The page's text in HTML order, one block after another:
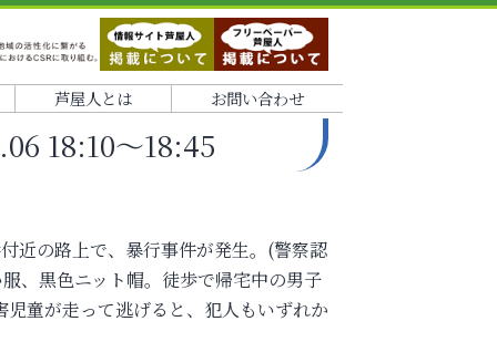
芦屋人とは お問い合わせ
18:10～18:45
近の路上で、暴行事件が発生。(警察認
、黒色ニット帽。徒歩で帰宅中の男子
童が走って逃げると、犯人もいずれか